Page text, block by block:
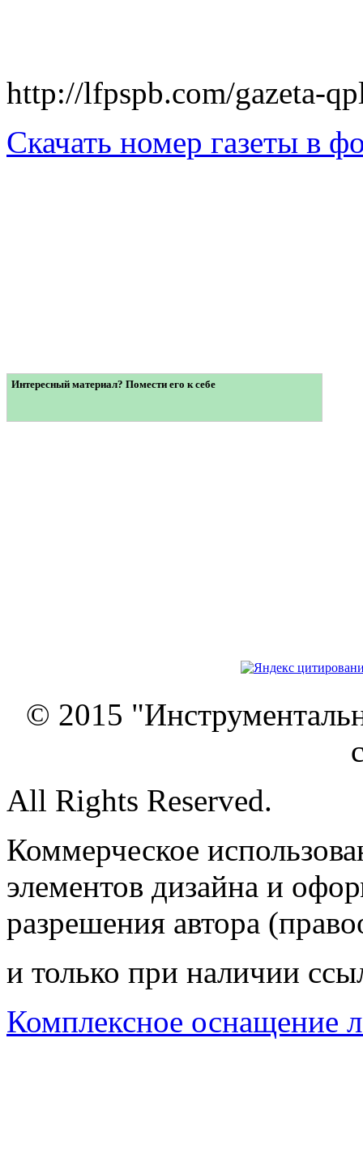
http://lfpspb.com/gazeta-
Скачать номер газеты в
Интересный материал? Помести его к себе
© 2015
All Rights Reserved.
Коммерческое
элементов дизайна и
разрешения автора
и только при наличии
Комплексное оснащение